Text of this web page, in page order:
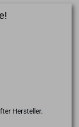
Hersteller.